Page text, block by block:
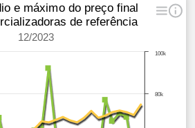
e máximo do preço final
de referência
12/2023
80k
100k